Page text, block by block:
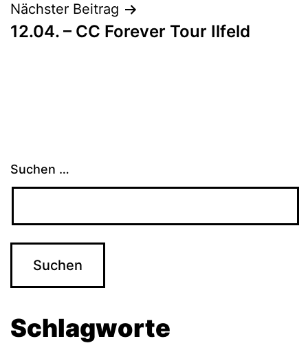
Nächster Beitrag
12.04. – CC Forever Tour Ilfeld
Suchen …
Schlagworte